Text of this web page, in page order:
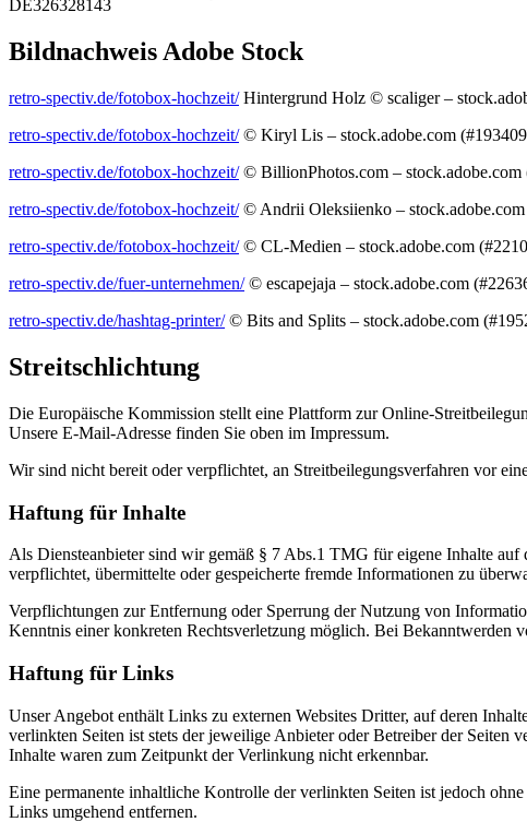
DE326328143
Bildnachweis Adobe Stock
retro-spectiv.de/fotobox-hochzeit/Hintergrund Holz © scaliger –
retro-spectiv.de/fotobox-hochzeit/© Kiryl Lis – stock.adobe.com
retro-spectiv.de/fotobox-hochzeit/© BillionPhotos.com – stock.adobe.com
retro-spectiv.de/fotobox-hochzeit/© Andrii Oleksiienko –
retro-spectiv.de/fotobox-hochzeit/© CL-Medien – stock.adobe.com
retro-spectiv.de/fuer-unternehmen/© escapejaja – stock.adobe.com
retro-spectiv.de/hashtag-printer/© Bits and Splits – stock.adobe.com
Streitschlichtung
Die Europäische Kommission stellt eine Plattform zur Online-
Unsere E-Mail-Adresse finden Sie oben im Impressum.
Wir sind nicht bereit oder verpflichtet, an Streitbeilegungsverfahren vor
Haftung für Inhalte
Als Diensteanbieter sind wir gemäß § 7 Abs.1 TMG für eigene Inhalte
verpflichtet, übermittelte oder gespeicherte fremde Informationen zu
Verpflichtungen zur Entfernung oder Sperrung der Nutzung von
Kenntnis einer konkreten Rechtsverletzung möglich. Bei Bekanntwerden
Haftung für Links
Unser Angebot enthält Links zu externen Websites Dritter, auf deren
verlinkten Seiten ist stets der jeweilige Anbieter oder Betreiber der
Inhalte waren zum Zeitpunkt der Verlinkung nicht erkennbar.
Eine permanente inhaltliche Kontrolle der verlinkten Seiten ist jedoch
Links umgehend entfernen.